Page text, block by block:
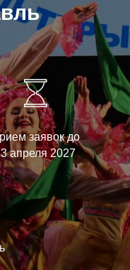
заявок до
апреля 2027